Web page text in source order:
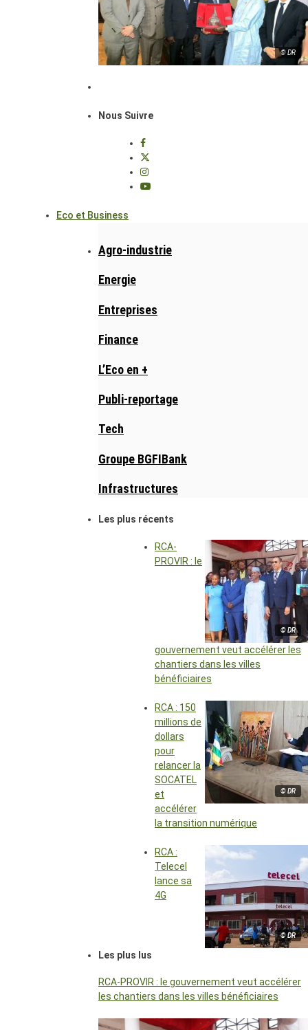
© DR
Nous Suivre
Eco et Business
Agro-industrie
Energie
Entreprises
Finance
L’Eco en +
Publi-reportage
Tech
Groupe BGFIBank
Infrastructures
Les plus récents
© DR
RCA-
PROVIR : le
gouvernement veut accélérer les
chantiers dans les villes
bénéficiaires
© DR
RCA : 150
millions de
dollars
pour
relancer la
SOCATEL
et
accélérer
la transition numérique
© DR
RCA :
Telecel
lance sa
4G
Les plus lus
RCA-PROVIR : le gouvernement veut accélérer
les chantiers dans les villes bénéficiaires